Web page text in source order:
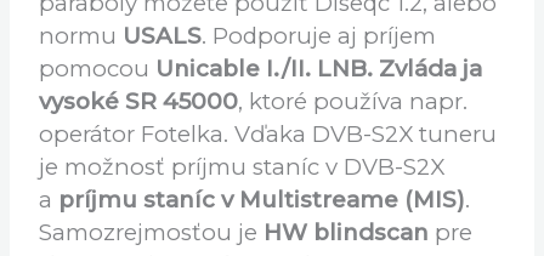
ako jeho väčší brat AB PULSe 4K.
Bezproblémov pracuje s Diseqc
príkazmi, pre motorické ovládanie
paraboly môžete použiť Diseqc 1.2, alebo
normu USALS. Podporuje aj príjem
pomocouUnicable I./II. LNB. Zvláda ja
vysoké SR 45000, ktoré používa napr.